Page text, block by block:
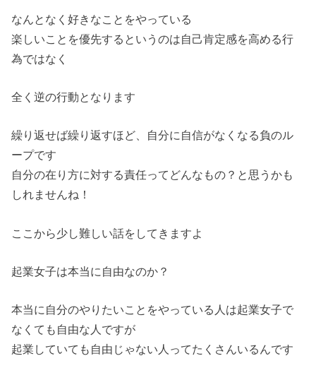
なんとなく好きなことをやっている
楽しいことを優先するというのは自己肯定感を高める行
為ではなく
全く逆の行動となります
繰り返せば繰り返すほど、自分に自信がなくなる負のル
ープです
自分の在り方に対する責任ってどんなもの？と思うかも
しれませんね！
ここから少し難しい話をしてきますよ
起業女子は本当に自由なのか？
本当に自分のやりたいことをやっている人は起業女子で
なくても自由な人ですが
起業していても自由じゃない人ってたくさんいるんです